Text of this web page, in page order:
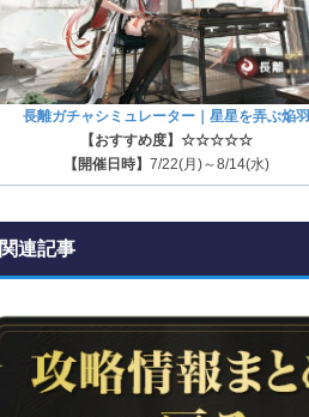
長離ガチャシミュレーター｜星星を弄ぶ焔羽
【おすすめ度】☆☆☆☆☆
【開催日時】 7/22(月)～8/14(水)
関連記事